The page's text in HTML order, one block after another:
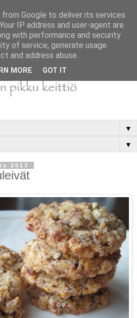
▼
▼
2013
Google to deliver its services
IP address and user-agent are
with performance and security
of service, generate usage
and address abuse.
MORE GOT IT